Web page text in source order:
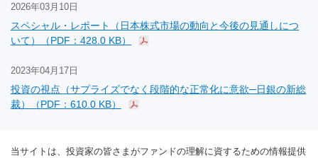
2026年03月10日
スペシャル・レポート（日本株式市場の動向と今後の見通しにつ
いて）（PDF：428.0 KB）
2023年04月17日
投資の視点（サプライズでなく段階的な正常化に意欲─日銀の新総
裁）（PDF：610.0 KB）
当サイトは、投資家の皆さまがファンドの理解に資するための情報提供